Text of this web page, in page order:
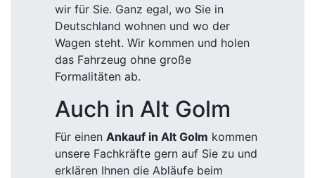
wir für Sie. Ganz egal, wo Sie in
Deutschland wohnen und wo der
Wagen steht. Wir kommen und holen
das Fahrzeug ohne große
Formalitäten ab.
Auch in Alt Golm
Für einen Ankauf in Alt Golm kommen
unsere Fachkräfte gern auf Sie zu und
erklären Ihnen die Abläufe beim